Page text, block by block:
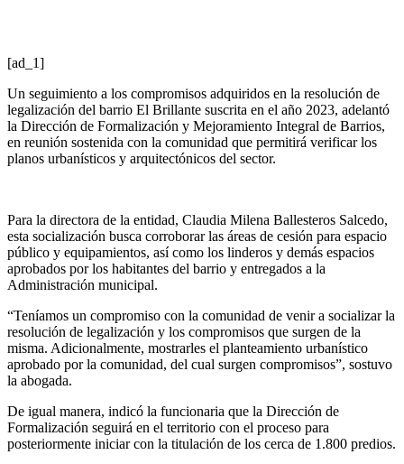
[ad_1]
Un seguimiento a los compromisos adquiridos en la resolución de
legalización del barrio El Brillante suscrita en el año 2023, adelantó
la Dirección de Formalización y Mejoramiento Integral de Barrios,
en reunión sostenida con la comunidad que permitirá verificar los
planos urbanísticos y arquitectónicos del sector.
Para la directora de la entidad, Claudia Milena Ballesteros Salcedo,
esta socialización busca corroborar las áreas de cesión para espacio
público y equipamientos, así como los linderos y demás espacios
aprobados por los habitantes del barrio y entregados a la
Administración municipal.
“Teníamos un compromiso con la comunidad de venir a socializar la
resolución de legalización y los compromisos que surgen de la
misma. Adicionalmente, mostrarles el planteamiento urbanístico
aprobado por la comunidad, del cual surgen compromisos”, sostuvo
la abogada.
De igual manera, indicó la funcionaria que la Dirección de
Formalización seguirá en el territorio con el proceso para
posteriormente iniciar con la titulación de los cerca de 1.800 predios.